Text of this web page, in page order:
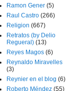
Ramon Gener (5)
Raul Castro (266)
Religion (667)
Retratos (by Delio
Regueral) (13)
Reyes Magos (6)
Reynaldo Miravelles
(3)
Reynier en el blog (6)
Roberto Méndez (55)